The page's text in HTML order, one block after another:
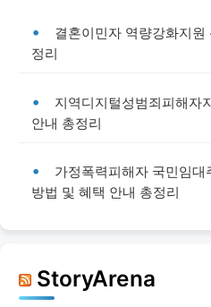
결혼이민자 역량강화지
정리
지역디지털성범죄피해자
안내 총정리
가정폭력피해자 국민임
방법 및 혜택 안내 총정리
StoryArena